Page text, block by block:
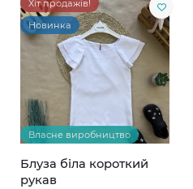
Хіт продажів!
Новинка
Власне виробництво
Блуза біла короткий
рукав